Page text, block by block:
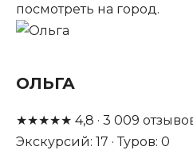
посмотреть на город.
ОЛЬГА
★★★★★ 4,8 · 3 009
Экскурсий: 17 · Туров: 0